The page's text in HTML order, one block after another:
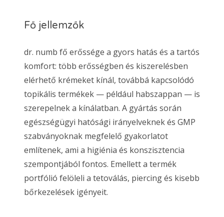
Fő jellemzők
dr. numb fő erőssége a gyors hatás és a tartós
komfort: több erősségben és kiszerelésben
elérhető krémeket kínál, továbbá kapcsolódó
topikális termékek — például habszappan — is
szerepelnek a kínálatban. A gyártás során
egészségügyi hatósági irányelveknek és GMP
szabványoknak megfelelő gyakorlatot
említenek, ami a higiénia és konszisztencia
szempontjából fontos. Emellett a termék
portfólió felöleli a tetoválás, piercing és kisebb
bőrkezelések igényeit.